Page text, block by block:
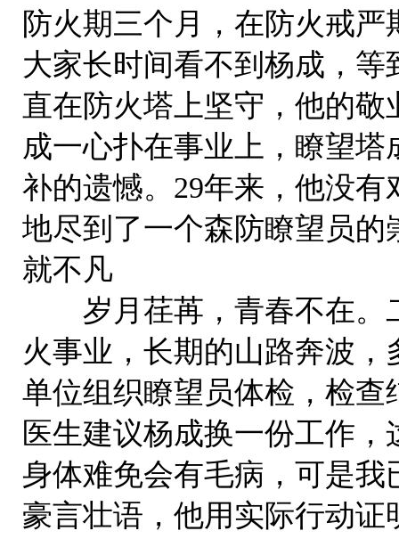
防火期三个月，在防火戒
大家长时间看不到杨成，
直在防火塔上坚守，他的
成一心扑在事业上，瞭望
补的遗憾。29年来，他没
地尽到了一个森防瞭望员
就不凡
岁月荏苒，青春不在。
火事业，长期的山路奔波
单位组织瞭望员体检，检
医生建议杨成换一份工作
身体难免会有毛病，可是
豪言壮语，他用实际行动